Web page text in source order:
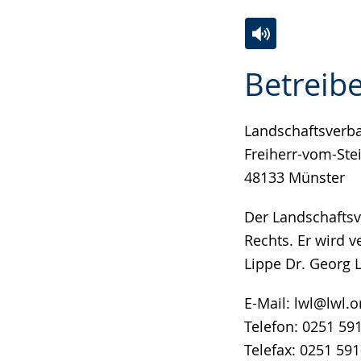
angezeigt.
Freiherr-vom-
48133 Münster
Der
Rechts. Er wird
Lippe Dr. Georg
E-Mail:
Telefon: 0251
Telefax: 0251
Leichten
wechseln.
Audio-
Video
Deutscher
wird